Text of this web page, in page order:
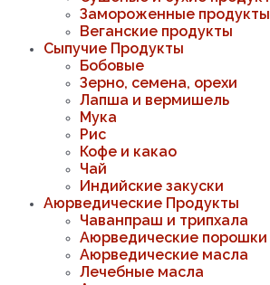
Замороженные продукты
Веганские продукты
Сыпучие Продукты
Бобовые
Зерно, семена, орехи
Лапша и вермишель
Мука
Рис
Кофе и какао
Чай
Индийские закуски
Аюрведические Продукты
Чаванпраш и трипхала
Аюрведические порошки
Аюрведические масла
Лечебные масла